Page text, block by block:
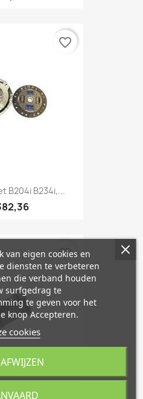
B204i B234i,...
favorite_border
favorite_border
van eigen cookies en
diensten te verbeteren
die verband houden
surfgedrag te
te geven voor het
knop Accepteren.
cookies